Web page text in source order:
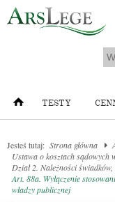
TESTY
Jesteś tutaj: Strona główna
Ustawa o kosztach sądowych
Dział 2. Należności
Art. 88a. Wyłączenie
władzy publicznej